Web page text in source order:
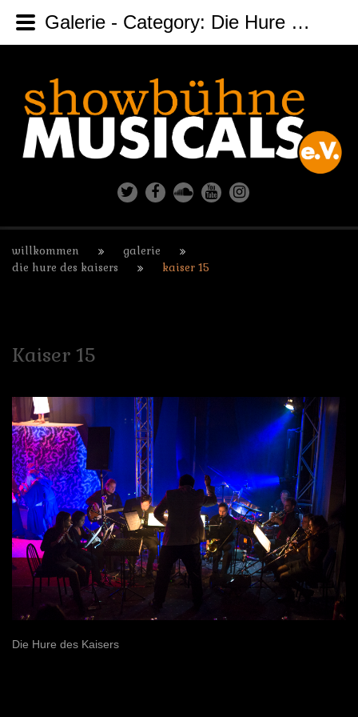
willkommen
galerie
die hure des kaisers
kaiser 15
Kaiser 15
Die Hure des Kaisers
Galerie - Category: Die Hure des Kaisers - Image: Kaiser 15